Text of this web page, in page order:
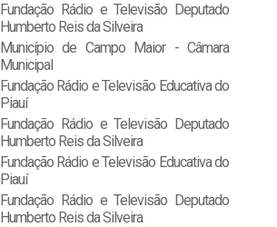
Fundação Rádio e Televisão Deputado
Humberto Reis da Silveira
Município de Campo Maior - Câmara
Municipal
Fundação Rádio e Televisão Educativa do
Piauí
Fundação Rádio e Televisão Deputado
Humberto Reis da Silveira
Fundação Rádio e Televisão Educativa do
Piauí
Fundação Rádio e Televisão Deputado
Humberto Reis da Silveira